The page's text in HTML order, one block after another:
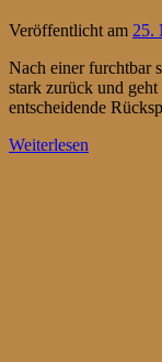
Veröffentlicht am 25.
Nach einer furchtbar
stark zurück und
entscheidende
Weiterlesen